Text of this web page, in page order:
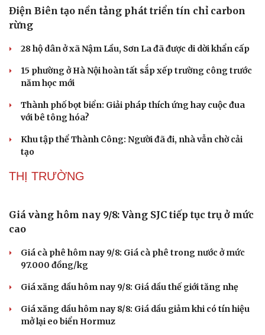
Mỹ gấp rút tăng sản xuất vũ khí vì chiến sự Iran
Israel chuẩn bị phương án đơn phương tấn công Iran?
Mỹ tuyên bố phá hủy chương trình hạt nhân Iran,
Tehran nêu điều kiện mở lại Hormuz
XÃ HỘI
Điện Biên tạo nền tảng phát triển tín chỉ carbon
rừng
28 hộ dân ở xã Nậm Lầu, Sơn La đã được di dời khẩn cấp
năm học mới
Thành phố bọt biển: Giải pháp thích ứng hay cuộc đua
Khu tập thể Thành Công: Người đã đi, nhà vẫn chờ cải
THỊ TRƯỜNG